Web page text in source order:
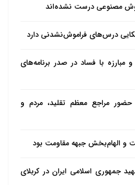
مصنوعی درست نشده‌اند
درس‌های فراموش‌نشدنی دارد
مبارزه با فساد در صدر برنامه‌های
حضور مراجع معظم تقلید، مردم و
و الهام‌بخش جبهه مقاومت بود
جمهوری اسلامی ایران در کربلای